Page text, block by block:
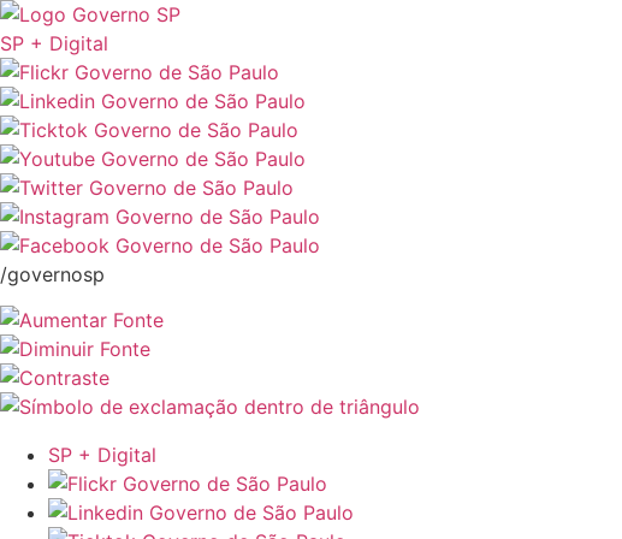
SP + Digital
/governosp
SP + Digital